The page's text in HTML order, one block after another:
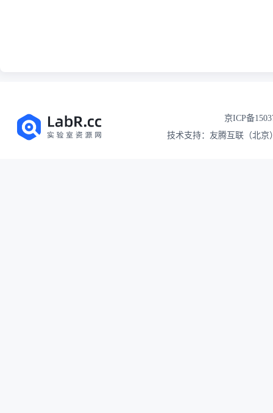
京ICP备
技术支持：友腾互联（北京